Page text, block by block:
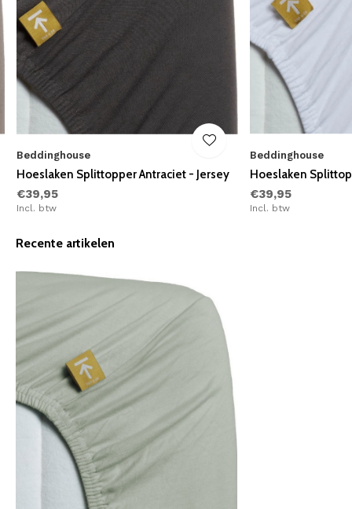
Beddinghouse
Hoeslaken Splittopper Antraciet - Jersey
€39,95
Incl. btw
Beddinghouse
Hoeslaken
€39,95
Incl. btw
Recente artikelen